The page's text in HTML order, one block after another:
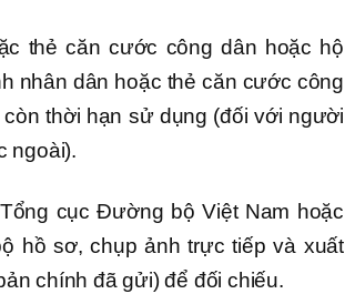
thẻ căn cước công dân hoặc hộ
nhân dân hoặc thẻ căn cước công
thời hạn sử dụng (đối với người
ngoài).
cục Đường bộ Việt Nam hoặc
hồ sơ, chụp ảnh trực tiếp và xuất
chính đã gửi) để đối chiếu.